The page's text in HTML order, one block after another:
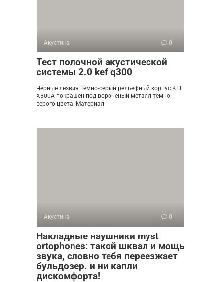
Акустика 0
Тест полочной акустической
системы 2.0 kef q300
Чёрные лезвия Тёмно-серый рельефный корпус KEF
X300A покрашен под вороненый металл тёмно-
серого цвета. Материал
Акустика 0
Накладные наушники myst
ortophones: такой шквал и мощь
звука, словно тебя переезжает
бульдозер. и ни капли
дискомфорта!